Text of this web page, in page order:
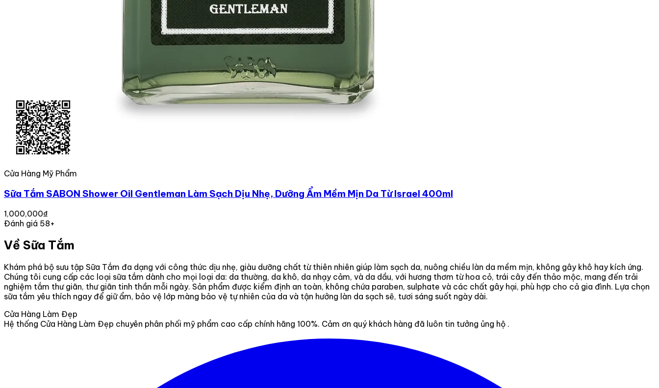
Cửa Hàng Mỹ Phẩm
Sữa Tắm SABON Shower Oil Gentleman Làm Sạch Dịu Nhẹ, Dưỡng Ẩm Mềm Mịn Da Từ Israel 400ml
1,000,000₫
Đánh giá 58+
Về Sữa Tắm
Khám phá bộ sưu tập Sữa Tắm đa dạng với công thức dịu nhẹ, giàu dưỡng chất từ thiên nhiên giúp làm sạch da, nuông chiều làn da mềm mịn, không gây khô hay kích ứng.
Chúng tôi cung cấp các loại sữa tắm dành cho mọi loại da: da thường, da khô, da nhạy cảm, và da dầu, với hương thơm từ hoa cỏ, trái cây đến thảo mộc, mang đến trải
nghiệm tắm thư giãn, thư giãn tinh thần mỗi ngày. Sản phẩm được kiểm định an toàn, không chứa paraben, sulphate và các chất gây hại, phù hợp cho cả gia đình. Lựa chọn
sữa tắm yêu thích ngay để giữ ẩm, bảo vệ lớp màng bảo vệ tự nhiên của da và tận hưởng làn da sạch sẽ, tươi sáng suốt ngày dài.
Cửa Hàng Làm Đẹp
Hệ thống Cửa Hàng Làm Đẹp chuyên phân phối mỹ phẩm cao cấp chính hãng 100%. Cảm ơn quý khách hàng đã luôn tin tưởng ủng hộ .